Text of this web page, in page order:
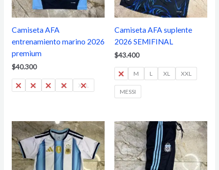
Camiseta AFA
entrenamiento marino 2026
premium
$40.300
S M L XL XXL
Camiseta AFA suplente
2026 SEMIFINAL
$43.400
S M L XL XXL
MESSI